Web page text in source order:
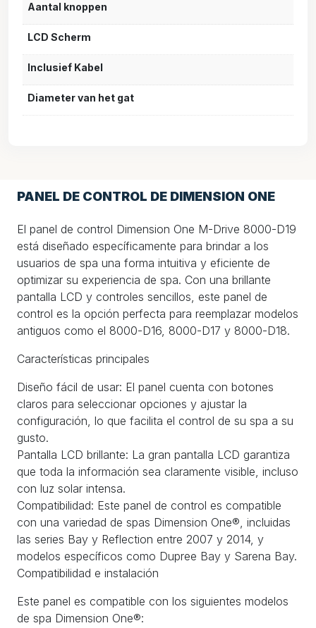
Aantal knoppen
LCD Scherm
Inclusief Kabel
Diameter van het gat
PANEL DE CONTROL DE DIMENSION ONE
El panel de control Dimension One M-Drive 8000-D19
está diseñado específicamente para brindar a los
usuarios de spa una forma intuitiva y eficiente de
optimizar su experiencia de spa. Con una brillante
pantalla LCD y controles sencillos, este panel de
control es la opción perfecta para reemplazar modelos
antiguos como el 8000-D16, 8000-D17 y 8000-D18.
Características principales
Diseño fácil de usar: El panel cuenta con botones
claros para seleccionar opciones y ajustar la
configuración, lo que facilita el control de su spa a su
gusto.
Pantalla LCD brillante: La gran pantalla LCD garantiza
que toda la información sea claramente visible, incluso
con luz solar intensa.
Compatibilidad: Este panel de control es compatible
con una variedad de spas Dimension One®, incluidas
las series Bay y Reflection entre 2007 y 2014, y
modelos específicos como Dupree Bay y Sarena Bay.
Compatibilidad e instalación
Este panel es compatible con los siguientes modelos
de spa Dimension One®: